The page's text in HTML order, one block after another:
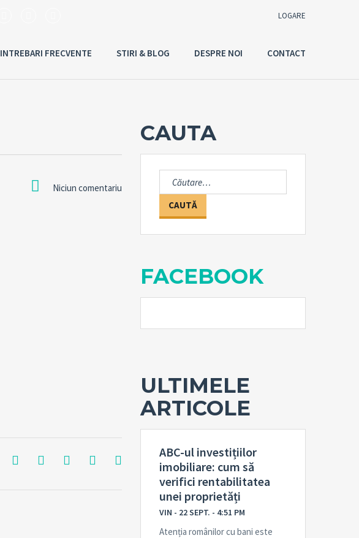
LOGARE
parola? LOGARE
INTREBARI FRECVENTE STIRI & BLOG DESPRE NOI CONTACT
Niciun comentariu
CAUTA
Caută
după:
FACEBOOK
ULTIMELE
ARTICOLE
ABC-ul investițiilor
imobiliare: cum să
verifici rentabilitatea
unei proprietăți
VIN - 22 SEPT. - 4:51 PM
Atenția românilor cu bani este